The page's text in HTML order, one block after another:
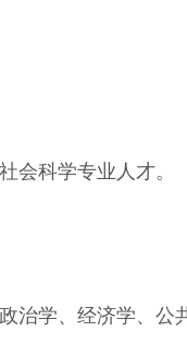
会科学专业人才。
治学、经济学、公